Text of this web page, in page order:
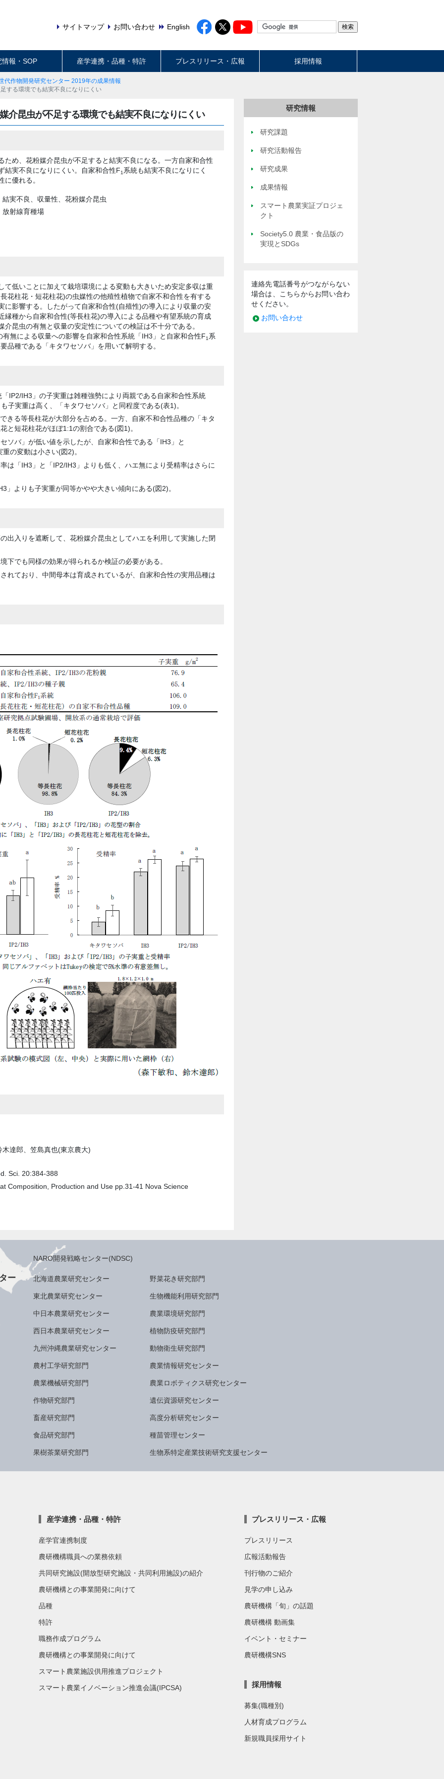
サイトマップ お問い合わせ English
情報・SOP 産学連携・品種・特許 プレスリリース・広報 採用情報
代作物開発研究センター 2019年の成果情報
する環境でも結実不良になりにくい
介昆虫が不足する環境でも結実不良になりにくい
ため、花粉媒介昆虫が不足すると結実不良になる。一方自家和合性
結実不良になりにくい。自家和合性F1系統も結実不良になりにく
優れる。
実不良、収量性、花粉媒介昆虫
放射線育種場
て低いことに加えて栽培環境による変動も大きいため安定多収は重
花柱花・短花柱花)の虫媒性の他殖性植物で自家不和合性を有する
に影響する。したがって自家和合性(自殖性)の導入により収量の安
縁種から自家和合性(等長柱花)の導入による品種や有望系統の育成
昆虫の有無と収量の安定性についての検証は不十分である。
無による収量への影響を自家和合性系統「IH3」と自家和合性F1系
品種である「キタワセソバ」を用いて解明する。
IP2/IH3」の子実重は雑種強勢により両親である自家和合性系統
子実重は高く、「キタワセソバ」と同程度である(表1)。
きる等長柱花が大部分を占める。一方、自家不和合性品種の「キタ
と短花柱花がほぼ1:1の割合である(図1)。
ソバ」が低い値を示したが、自家和合性である「IH3」と
の変動は小さい(図2)。
は「IH3」と「IP2/IH3」よりも低く、ハエ無により受精率はさらに
」よりも子実重が同等かやや大きい傾向にある(図2)。
出入りを遮断して、花粉媒介昆虫としてハエを利用して実施した閉
下でも同様の効果が得られるか検証の必要がある。
れており、中間母本は育成されているが、自家和合性の実用品種は
達郎、笠島真也(東京農大)
Sci. 20:384-388
Composition, Production and Use pp.31-41 Nova Science
研究情報
研究課題
研究活動報告
研究成果
成果情報
スマート農業実証プロジェ
クト
Society5.0 農業・食品版の
実現とSDGs
連絡先電話番号がつながらない
場合は、こちらからお問い合わ
せください。
お問い合わせ
NARO開発戦略センター(NDSC)
ー 北海道農業研究センター
東北農業研究センター
中日本農業研究センター
西日本農業研究センター
九州沖縄農業研究センター
農村工学研究部門
農業機械研究部門
作物研究部門
畜産研究部門
食品研究部門
果樹茶業研究部門
野菜花き研究部門
生物機能利用研究部門
農業環境研究部門
植物防疫研究部門
動物衛生研究部門
農業情報研究センター
農業ロボティクス研究センター
遺伝資源研究センター
高度分析研究センター
種苗管理センター
生物系特定産業技術研究支援センター
産学連携・品種・特許
産学官連携制度
農研機構職員への業務依頼
共同研究施設(開放型研究施設・共同利用施設)の紹介
農研機構との事業開発に向けて
品種
特許
職務作成プログラム
農研機構との事業開発に向けて
スマート農業施設供用推進プロジェクト
スマート農業イノベーション推進会議(IPCSA)
プレスリリース・広報
プレスリリース
広報活動報告
刊行物のご紹介
見学の申し込み
農研機構「旬」の話題
農研機構 動画集
イベント・セミナー
農研機構SNS
採用情報
募集(職種別)
人材育成プログラム
新規職員採用サイト